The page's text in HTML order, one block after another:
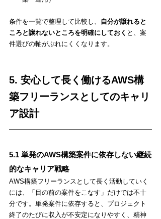
条件を一覧で整理して比較し、 自分が譲れると
ころと譲れないところを明確にしておく と、案
件選びの軸がぶれにくくなります。
5. 安心して長く働けるAWS構
築フリーランスとしてのキャリ
ア設計
5.1 単発のAWS構築案件に依存しない継続
的なキャリア戦略
AWS構築フリーランスとして長く活動していく
には、「目の前の案件をこなす」だけでは不十
分です。単発案件に依存すると、プロジェクト
終了のたびに収入が不安定になりやすく、精神